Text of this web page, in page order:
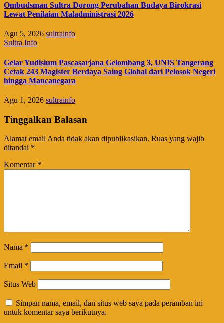
Ombudsman Sultra Dorong Perubahan Budaya Birokrasi
Lewat Penilaian Maladministrasi 2026
Agu 5, 2026 sultrainfo
Sultra Info
Gelar Yudisium Pascasarjana Gelombang 3, UNIS Tangerang
Cetak 243 Magister Berdaya Saing Global dari Pelosok Negeri
hingga Mancanegara
Agu 1, 2026 sultrainfo
Tinggalkan Balasan
Alamat email Anda tidak akan dipublikasikan. Ruas yang wajib
ditandai *
Komentar *
Nama *
Email *
Situs Web
Simpan nama, email, dan situs web saya pada peramban ini
untuk komentar saya berikutnya.